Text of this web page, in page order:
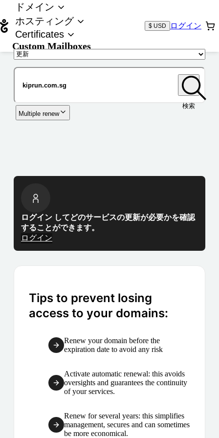
ドメイン
ホスティング
Certificates
Custom Mailboxes
$ USD ログイン
検索
Multiple renew
ログイン してどのサービスの更新が必要かを確認
することができます。
ログイン
Tips to prevent losing
access to your domains:
Renew your domain before the
expiration date to avoid any risk
Activate automatic renewal: this avoids
oversights and guarantees the continuity
of your services.
Renew for several years: this simplifies
management, secures and can sometimes
be more economical.